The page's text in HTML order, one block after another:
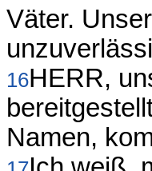
Väter.
16HERR,
Namen,